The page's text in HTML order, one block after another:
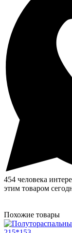
454 человека
этим товаром
Похожие товары